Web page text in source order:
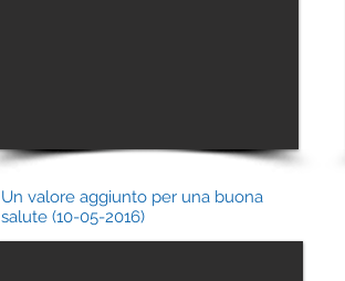
Un valore aggiunto per una buona
salute (10-05-2016)